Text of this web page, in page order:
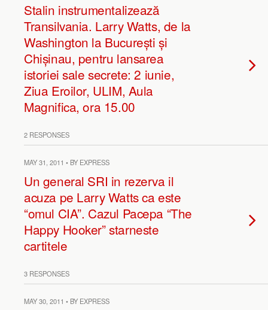
Stalin instrumentalizează
Transilvania. Larry Watts, de la
Washington la București și
Chișinau, pentru lansarea
istoriei sale secrete: 2 iunie,
Ziua Eroilor, ULIM, Aula
Magnifica, ora 15.00
2 RESPONSES
MAY 31, 2011 • BY EXPRESS
Un general SRI in rezerva il
acuza pe Larry Watts ca este
“omul CIA”. Cazul Pacepa “The
Happy Hooker” starneste
cartitele
3 RESPONSES
MAY 30, 2011 • BY EXPRESS